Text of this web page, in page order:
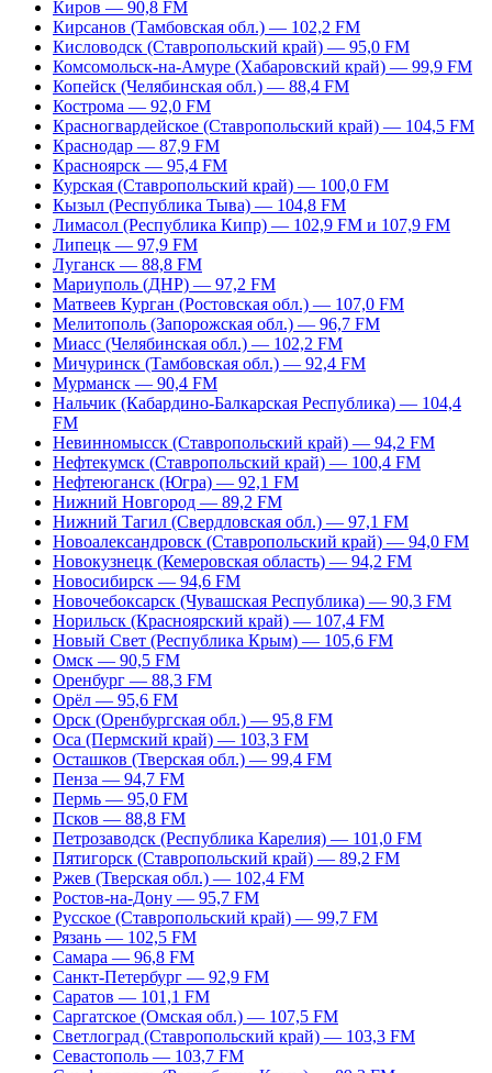
Киров — 90,8 FM
Кирсанов (Тамбовская обл.) — 102,2 FM
Кисловодск (Ставропольский край) — 95,0 FM
Комсомольск-на-Амуре (Хабаровский край) — 99,9 FM
Копейск (Челябинская обл.) — 88,4 FM
Кострома — 92,0 FM
Красногвардейское (Ставропольский край) — 104,5 FM
Краснодар — 87,9 FM
Красноярск — 95,4 FM
Курская (Ставропольский край) — 100,0 FM
Кызыл (Республика Тыва) — 104,8 FM
Лимасол (Республика Кипр) — 102,9 FM и 107,9 FM
Липецк — 97,9 FM
Луганск — 88,8 FM
Мариуполь (ДНР) — 97,2 FM
Матвеев Курган (Ростовская обл.) — 107,0 FM
Мелитополь (Запорожская обл.) — 96,7 FM
Миасс (Челябинская обл.) — 102,2 FM
Мичуринск (Тамбовская обл.) — 92,4 FM
Мурманск — 90,4 FM
Нальчик (Кабардино-Балкарская Республика) — 104,4
FM
Невинномысск (Ставропольский край) — 94,2 FM
Нефтекумск (Ставропольский край) — 100,4 FM
Нефтеюганск (Югра) — 92,1 FM
Нижний Новгород — 89,2 FM
Нижний Тагил (Свердловская обл.) — 97,1 FM
Новоалександровск (Ставропольский край) — 94,0 FM
Новокузнецк (Кемеровская область) — 94,2 FM
Новосибирск — 94,6 FM
Новочебоксарск (Чувашская Республика) — 90,3 FM
Норильск (Красноярский край) — 107,4 FM
Новый Свет (Республика Крым) — 105,6 FM
Омск — 90,5 FM
Оренбург — 88,3 FM
Орёл — 95,6 FM
Орск (Оренбургская обл.) — 95,8 FM
Оса (Пермский край) — 103,3 FM
Осташков (Тверская обл.) — 99,4 FM
Пенза — 94,7 FM
Пермь — 95,0 FM
Псков — 88,8 FM
Петрозаводск (Республика Карелия) — 101,0 FM
Пятигорск (Ставропольский край) — 89,2 FM
Ржев (Тверская обл.) — 102,4 FM
Ростов-на-Дону — 95,7 FM
Русское (Ставропольский край) — 99,7 FM
Рязань — 102,5 FM
Самара — 96,8 FM
Санкт-Петербург — 92,9 FM
Саратов — 101,1 FM
Саргатское (Омская обл.) — 107,5 FM
Светлоград (Ставропольский край) — 103,3 FM
Севастополь — 103,7 FM